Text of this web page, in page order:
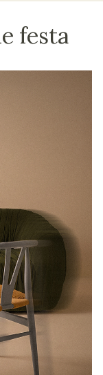
festa